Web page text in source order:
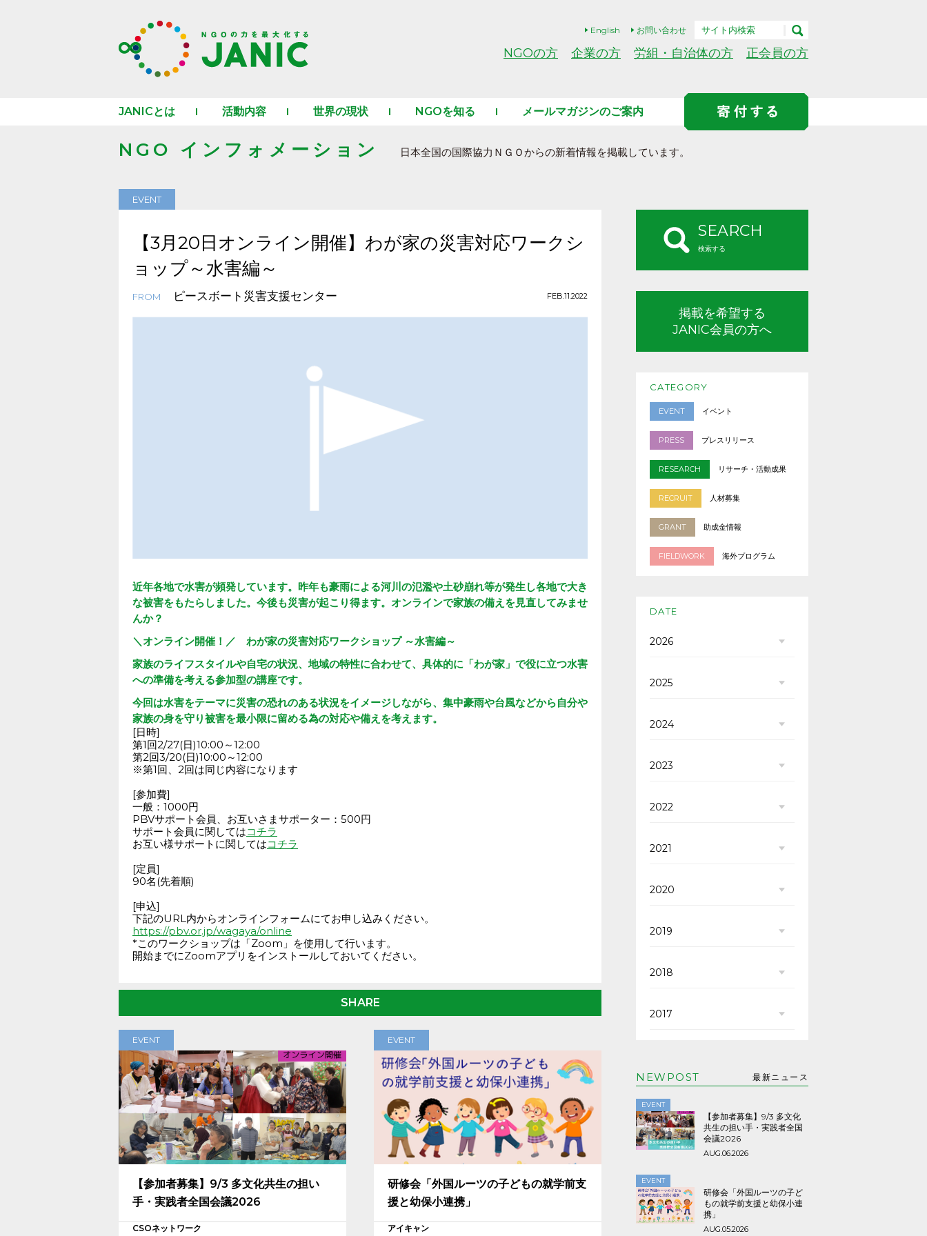
English お問い合わせ
NGOの方 企業の方 労組・自治体の方 正会員の方
JANICとは 活動内容 世界の現状 NGOを知る メールマガジンのご案内
NGO インフォメーション 日本全国の国際協力ＮＧＯからの新着情報を掲載しています。
EVENT
【3月20日オンライン開催】わが家の災害対応ワークシ
ョップ～水害編～
FROM ピースボート災害支援センター FEB.11.2022
近年各地で水害が頻発しています。昨年も豪雨による河川の氾濫や土砂崩れ等が発生し各地で大き
な被害をもたらしました。今後も災害が起こり得ます。オンラインで家族の備えを見直してみませ
んか？
＼オンライン開催！／ わが家の災害対応ワークショップ ～水害編～
家族のライフスタイルや自宅の状況、地域の特性に合わせて、具体的に「わが家」で役に立つ水害
への準備を考える参加型の講座です。
今回は水害をテーマに災害の恐れのある状況をイメージしながら、集中豪雨や台風などから自分や
家族の身を守り被害を最小限に留める為の対応や備えを考えます。
第2回3/20(日)10:00～12:00
※第1回、2回は同じ内容になります
PBVサポート会員、お互いさまサポーター：500円
サポート会員に関しては
お互い様サポートに関してはコチラ
[定員]
90名(先着順)
[申込]
https://pbv.or.jp/wagaya/online
*このワークショップは「Zoom」を使用して行います。
開始までにZoomアプリをインストールしておいてください。
SHARE
EVENT
【参加者募集】9/3 多文化共生の担い
手・実践者全国会議2026
CSOネットワーク
EVENT
研修会「外国ルーツの子どもの就学前支
援と幼保小連携」
アイキャン
SEARCH
検索する
掲載を希望する
JANIC会員の方へ
CATEGORY
EVENT イベント
PRESS プレスリリース
RESEARCH リサーチ・活動成果
RECRUIT 人材募集
GRANT 助成金情報
FIELDWORK 海外プログラム
DATE
2026
2025
2024
2023
2022
2021
2020
2019
2018
2017
NEWPOST 最新ニュース
EVENT
【参加者募集】9/3 多文化
共生の担い手・実践者全国
会議2026
AUG.06.2026
EVENT
研修会「外国ルーツの子ど
もの就学前支援と幼保小連
携」
AUG.05.2026